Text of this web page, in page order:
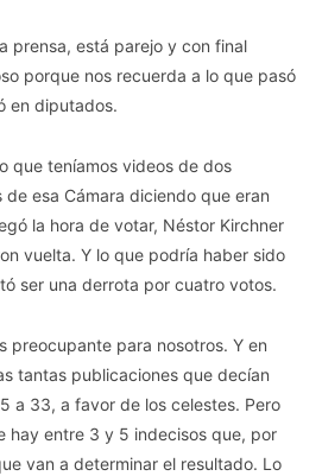
prensa, está parejo y con final
porque nos recuerda a lo que pasó
en diputados.
que teníamos videos de dos
esa Cámara diciendo que eran
la hora de votar, Néstor Kirchner
vuelta. Y lo que podría haber sido
ser una derrota por cuatro votos.
preocupante para nosotros. Y en
tantas publicaciones que decían
a 33, a favor de los celestes. Pero
hay entre 3 y 5 indecisos que, por
van a determinar el resultado. Lo